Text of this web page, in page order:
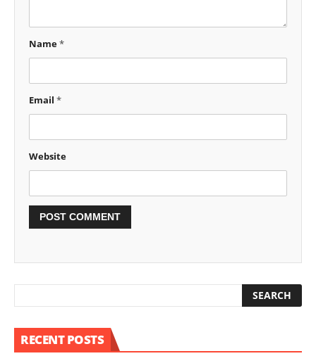
Name*
Email *
Website
RECENT POSTS